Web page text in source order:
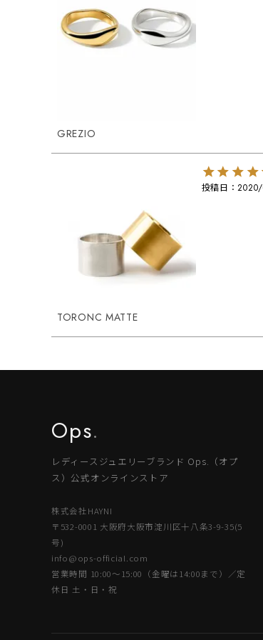
GREZIO
TORONC MATTE
投稿日
Ops.
レディースジュエリーブランド Ops.（オプ
ス）公式オンラインストア
株式会社HAYNI
〒532-0001 大阪府大阪市淀川区十八条3-9-35(5
号)
info@ops-official.com
営業時間 10:00〜15:00（金曜は14:00まで）／定
休日 土・日・祝